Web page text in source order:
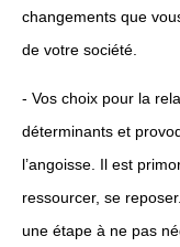
changements que
de votre société.
- Vos choix pour la
déterminants et
l’angoisse. Il est
ressourcer, se
une étape à ne pas